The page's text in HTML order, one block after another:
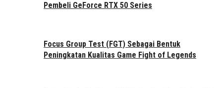
Pembeli GeForce RTX 50 Series
Focus Group Test (FGT) Sebagai Bentuk
Peningkatan Kualitas Game Fight of Legends